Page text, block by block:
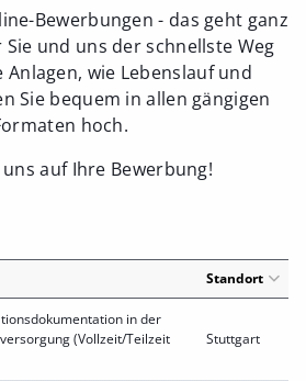
Bewerbungen - das geht ganz
und uns der schnellste Weg
Anlagen, wie Lebenslauf und
Sie bequem in allen gängigen
hoch.
auf Ihre Bewerbung!
Standort
in der
(Vollzeit/Teilzeit
Stuttgart